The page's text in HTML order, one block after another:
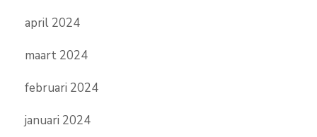
april 2024
maart 2024
februari 2024
januari 2024